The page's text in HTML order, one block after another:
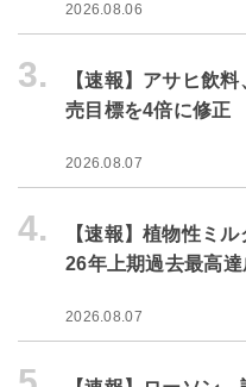
2026.08.06
3.
【速報】アサヒ飲
売目標を4倍に修正
2026.08.07
4.
【速報】植物性ミ
26年上期過去最高達
2026.08.07